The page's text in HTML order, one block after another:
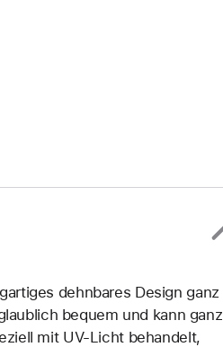
dehn­bares Design ganz
bequem und kann ganz
mit UV-Licht behandelt,